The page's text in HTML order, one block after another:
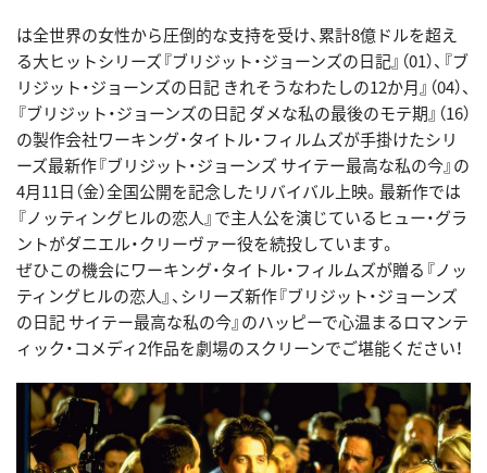
は全世界の女性から圧倒的な支持を受け、累計8億ドルを超え
る大ヒットシリーズ『ブリジット・ジョーンズの日記』（01）、『ブ
リジット・ジョーンズの日記 きれそうなわたしの12か月』（04）、
『ブリジット・ジョーンズの日記 ダメな私の最後のモテ期』（16）
の製作会社ワーキング・タイトル・フィルムズが手掛けたシリ
ーズ最新作『ブリジット・ジョーンズ サイテー最高な私の今』の
4月11日（金）全国公開を記念したリバイバル上映。最新作では
『ノッティングヒルの恋人』で主人公を演じているヒュー・グラ
ントがダニエル・クリーヴァー役を続投しています。
ぜひこの機会にワーキング・タイトル・フィルムズが贈る『ノッ
ティングヒルの恋人』、シリーズ新作『ブリジット・ジョーンズ
の日記 サイテー最高な私の今』のハッピーで心温まるロマンテ
ィック・コメディ2作品を劇場のスクリーンでご堪能ください！